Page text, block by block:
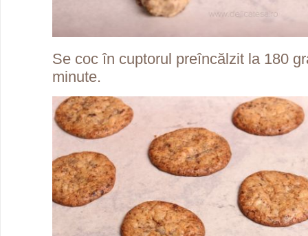
Se coc în cuptorul preîncălzit la 180
minute.